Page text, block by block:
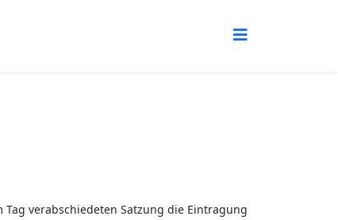
verabschiedeten Satzung die Eintragung